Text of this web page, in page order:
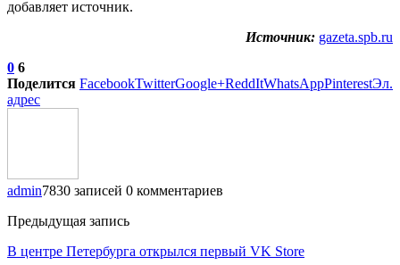
добавляет источник.
Источник: gazeta.spb.ru
0 6
Поделится FacebookTwitterGoogle+ReddItWhatsAppPinterestЭл.
адрес
admin7830 записей 0 комментариев
Предыдущая запись
В центре Петербурга открылся первый VK Store